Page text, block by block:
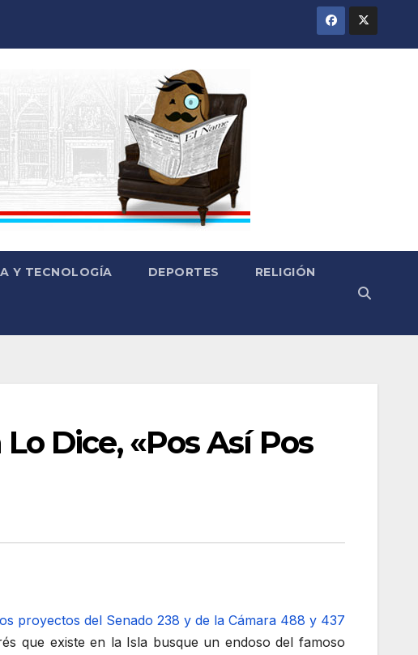
Y TECNOLOGÍA DEPORTES RELIGIÓN
Dice, «Pos Así Pos
proyectos del Senado 238 y de la Cámara 488 y 437
que existe en la Isla busque un endoso del famoso